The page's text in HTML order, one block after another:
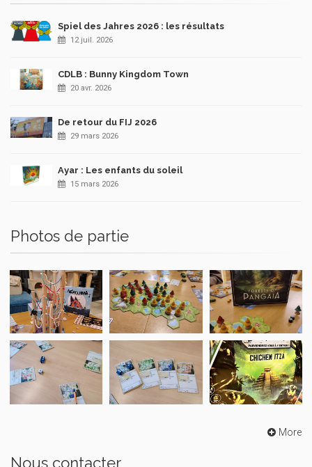
Spiel des Jahres 2026 : les résultats
12 juil. 2026
CDLB : Bunny Kingdom Town
20 avr. 2026
De retour du FIJ 2026
29 mars 2026
Ayar : Les enfants du soleil
15 mars 2026
Photos de partie
More
Nous contacter